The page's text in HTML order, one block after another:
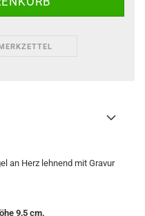
an Herz lehnend mit Gravur
9,5 cm.